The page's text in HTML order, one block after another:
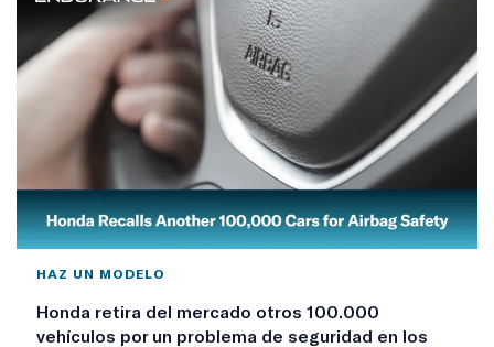
HAZ UN MODELO
Honda retira del mercado otros 100.000
vehículos por un problema de seguridad en los